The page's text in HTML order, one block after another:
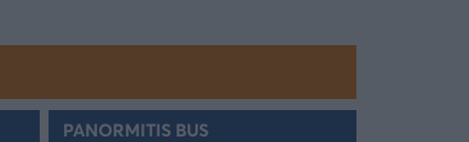
PANORMITIS BUS